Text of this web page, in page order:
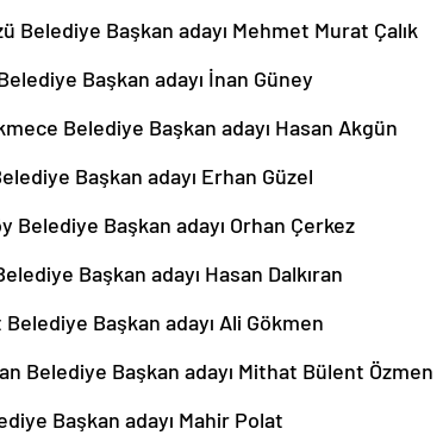
Belediye Başkan adayı Mehmet Murat Çalık
Başkan adayı İnan Güney
Belediye Başkan adayı Hasan Akgün
Başkan adayı Erhan Güzel
Belediye Başkan adayı Orhan Çerkez
Başkan adayı Hasan Dalkıran
Başkan adayı Ali Gökmen
Belediye Başkan adayı Mithat Bülent Özmen
Başkan adayı Mahir Polat